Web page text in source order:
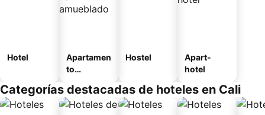
Hotel
Apartamen
to
o
Hostel
Apart-
hotel
Categorías destacadas de hoteles en Cali